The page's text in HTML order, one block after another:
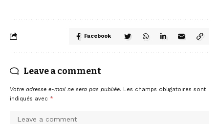
Facebook
Leave a comment
Votre adresse e-mail ne sera pas publiée. Les champs obligatoires sont
indiqués avec *